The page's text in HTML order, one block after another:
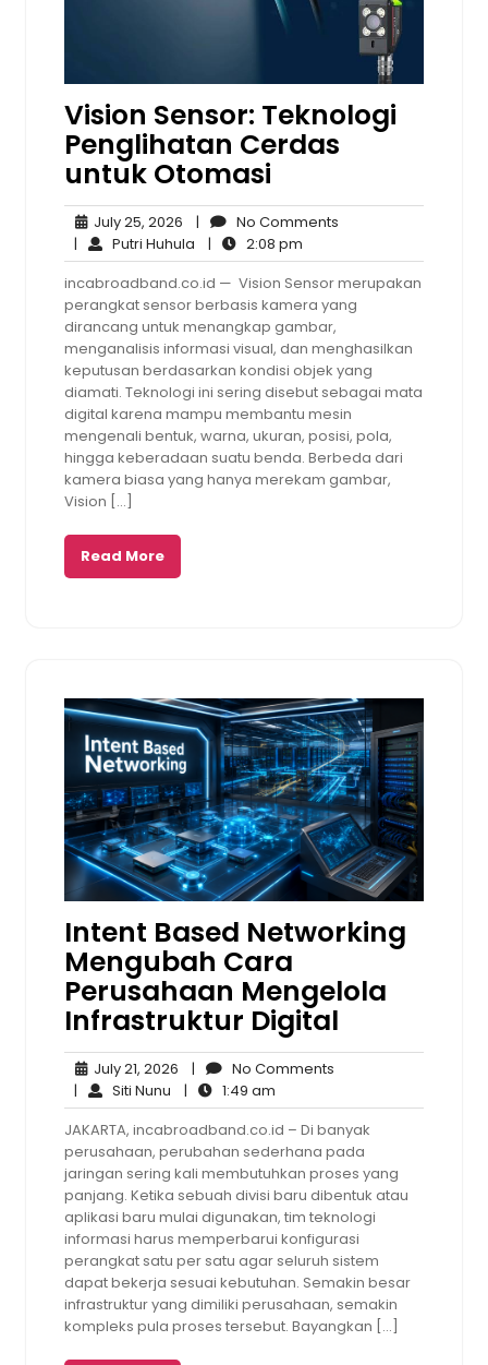
Vision Sensor: Teknologi
Penglihatan Cerdas
untuk Otomasi
July 25, 2026 July
25,
2026
| No Comments
| Putri Huhula Putri
Huhula
| 2:08 pm
pm
incabroadband.co.id — Vision Sensor merupakan
perangkat sensor berbasis kamera yang
dirancang untuk menangkap gambar,
menganalisis informasi visual, dan menghasilkan
keputusan berdasarkan kondisi objek yang
diamati. Teknologi ini sering disebut sebagai mata
digital karena mampu membantu mesin
mengenali bentuk, warna, ukuran, posisi, pola,
hingga keberadaan suatu benda. Berbeda dari
kamera biasa yang hanya merekam gambar,
Vision […]
Read More
Intent Based Networking
Mengubah Cara
Perusahaan Mengelola
Infrastruktur Digital
July 21, 2026 July
21,
2026
| No Comments
| Siti Nunu Siti
Nunu
| 1:49 am
am
JAKARTA, incabroadband.co.id – Di banyak
perusahaan, perubahan sederhana pada
jaringan sering kali membutuhkan proses yang
panjang. Ketika sebuah divisi baru dibentuk atau
aplikasi baru mulai digunakan, tim teknologi
informasi harus memperbarui konfigurasi
perangkat satu per satu agar seluruh sistem
dapat bekerja sesuai kebutuhan. Semakin besar
infrastruktur yang dimiliki perusahaan, semakin
kompleks pula proses tersebut. Bayangkan […]